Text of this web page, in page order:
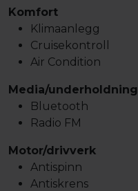
Komfort
Klimaanlegg
Cruisekontroll
Air Condition
Media/underholdning
Bluetooth
Radio FM
Motor/drivverk
Antispinn
Antiskrens